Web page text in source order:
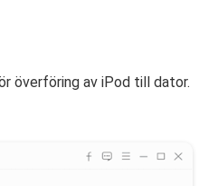
överföring av iPod till dator.